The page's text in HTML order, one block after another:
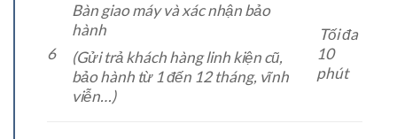
6
Bàn giao máy và xác nhận bảo
hành
(Gửi trả khách hàng linh kiện cũ,
bảo hành từ 1 đến 12 tháng, vĩnh
viễn…)
Tối đa
10
phút